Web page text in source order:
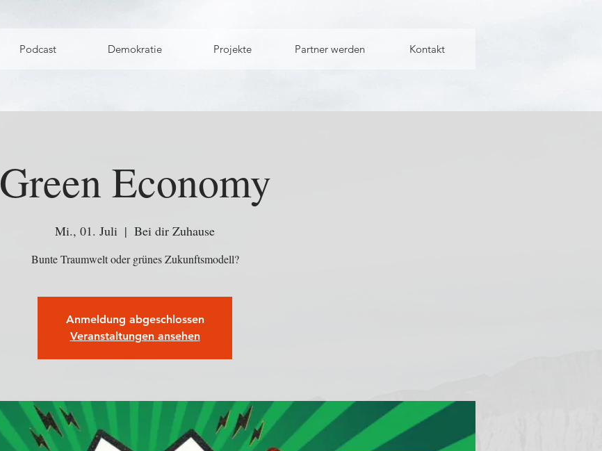
Podcast Demokratie Projekte Partner werden Kontakt
Green Economy
Mi., 01. Juli
  |
Bei dir Zuhause
Bunte Traumwelt oder grünes Zukunftsmodell?
Anmeldung abgeschlossen
Veranstaltungen ansehen